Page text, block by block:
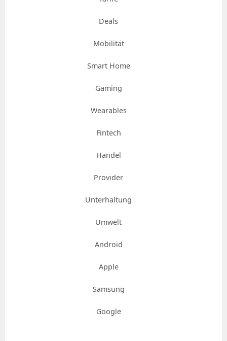
Deals
Mobilität
Smart Home
Gaming
Wearables
Fintech
Handel
Provider
Unterhaltung
Umwelt
Android
Apple
Samsung
Google